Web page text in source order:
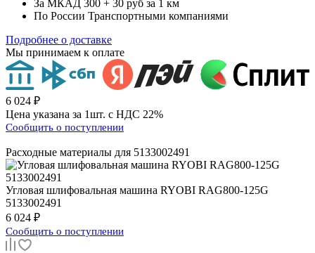
За МКАД 300 + 30 руб за 1 км
По России Транспортными компаниями
Подробнее о доставке
Мы принимаем к оплате
6 024 ₽
Цена указана за 1шт. с НДС 22%
Сообщить о поступлении
Расходные материалы для 5133002491
Угловая шлифовальная машина RYOBI RAG800-125G
5133002491
6 024 ₽
Сообщить о поступлении